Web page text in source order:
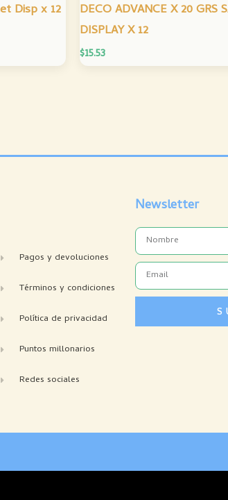
Disp x 12
DECO ADVANCE X 20 GRS
DISPLAY X 12
$15.53
Pagos y devoluciones
Términos y condiciones
Política de privacidad
Puntos millonarios
Redes sociales
Newsletter
Name
Email